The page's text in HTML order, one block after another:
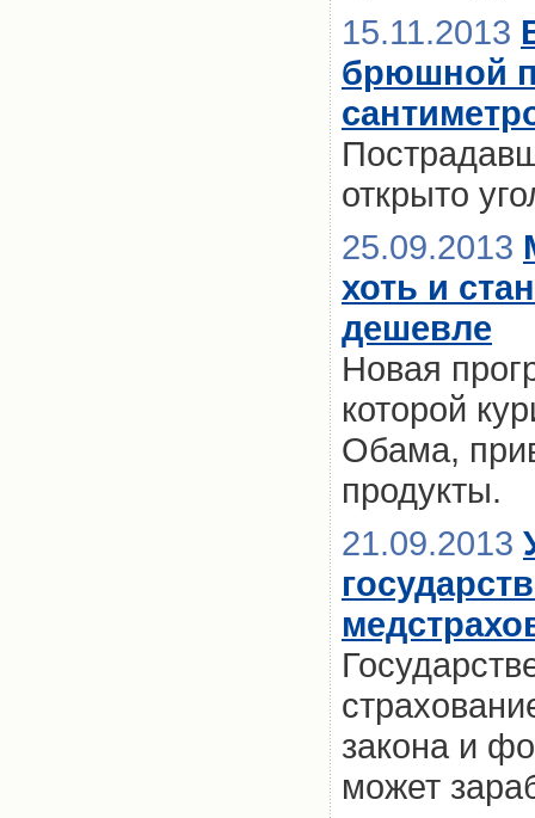
15.11.2013
брюшной
открыто
25.09.2013
хоть и
дешевле
Новая
которой
Обама,
продукты.
21.09.2013
закона и
может